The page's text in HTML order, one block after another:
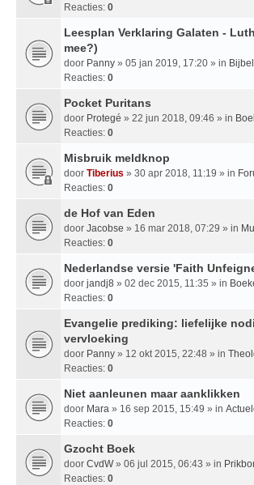
Reacties: 0
Leesplan Verklaring Galaten -
mee?)
door Panny » 05 jan 2019, 17:20 » in
Reacties: 0
Pocket Puritans
door Protegé » 22 jun 2018, 09:46 » in
Reacties: 0
Misbruik meldknop
door Tiberius » 30 apr 2018, 11:19 » in
Reacties: 0
de Hof van Eden
door Jacobse » 16 mar 2018, 07:29 » in
Reacties: 0
Nederlandse versie 'Faith
door jandj8 » 02 dec 2015, 11:35 » in
Reacties: 0
Evangelie prediking: liefelijke
vervloeking
door Panny » 12 okt 2015, 22:48 » in
Reacties: 0
Niet aanleunen maar aanklikken
door Mara » 16 sep 2015, 15:49 » in
Reacties: 0
Gzocht Boek
door CvdW» 06 jul 2015, 06:43 » in
Reacties: 0